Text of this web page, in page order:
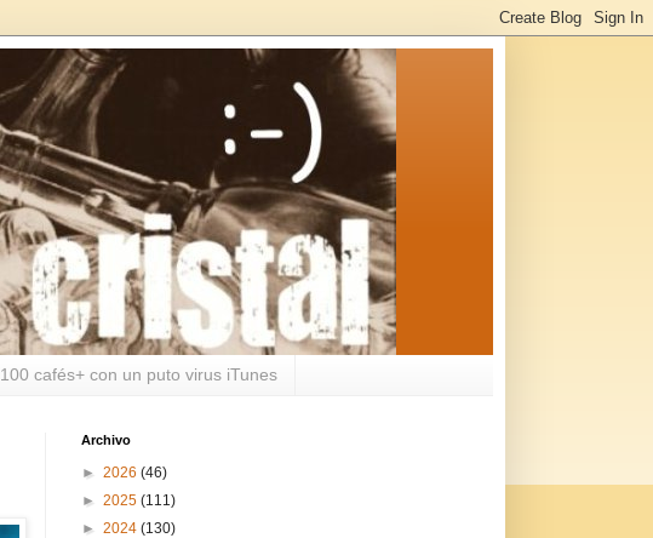
100 cafés+ con un puto virus iTunes
Archivo
► 2026 (46)
► 2025 (111)
► 2024 (130)